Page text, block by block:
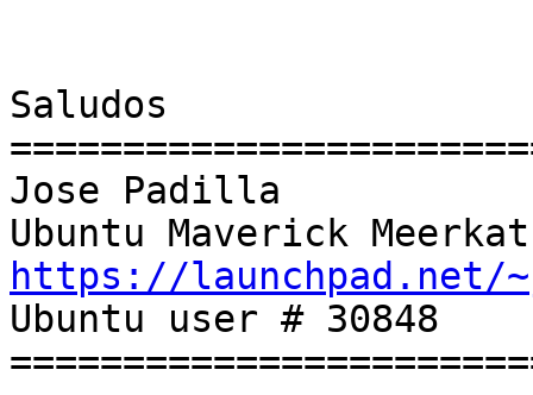
Saludos
Jose Padilla
https://launchpad.net/
Ubuntu user # 30848